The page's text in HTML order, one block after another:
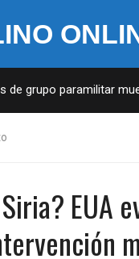
grupo paramilitar
EUA